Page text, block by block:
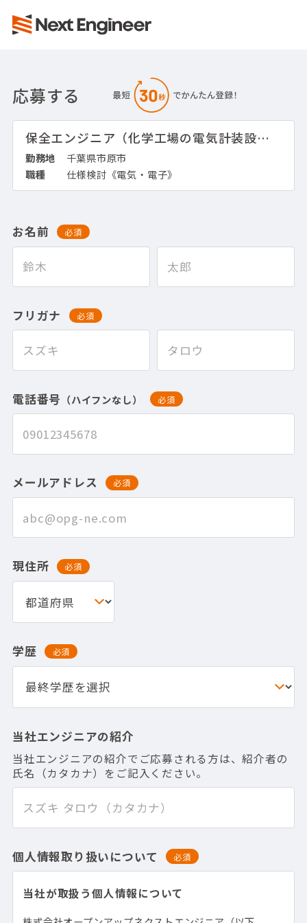
応募する
保全エンジニア（化学工場の電気計装設備の保全・新規設備建設工事）
勤務地
千葉県市原市
職種
仕様検討《電気・電子》
お名前 必須
フリガナ 必須
電話番号 （ハイフンなし） 必須
メールアドレス 必須
現住所 必須
学歴 必須
当社エンジニアの紹介
当社エンジニアの紹介でご応募される方は、紹介者の
氏名（カタカナ）をご記入ください。
個人情報取り扱いについて 必須
当社が取扱う個人情報について